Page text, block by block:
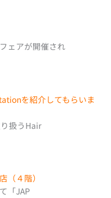
ェアが開催され
を紹介してもらいま
扱うHair
（４階）
「JAP